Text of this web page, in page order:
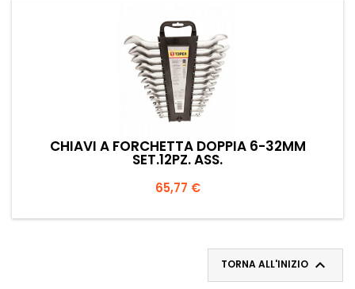
CHIAVI A FORCHETTA DOPPIA 6-32MM
SET.12PZ. ASS.
Prezzo
65,77 €
TORNA ALL'INIZIO 